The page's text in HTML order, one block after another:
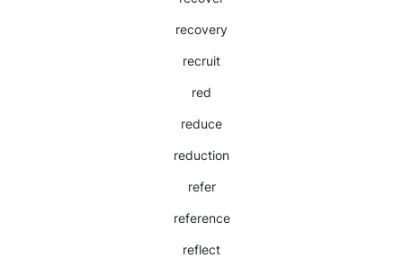
recovery
recruit
red
reduce
reduction
refer
reference
reflect